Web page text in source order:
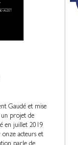
Gaudé et mise
un projet de
en juillet 2019
acteurs et